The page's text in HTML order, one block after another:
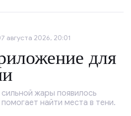
августа 2026, 20:01
для
жары появилось
найти места в тени.